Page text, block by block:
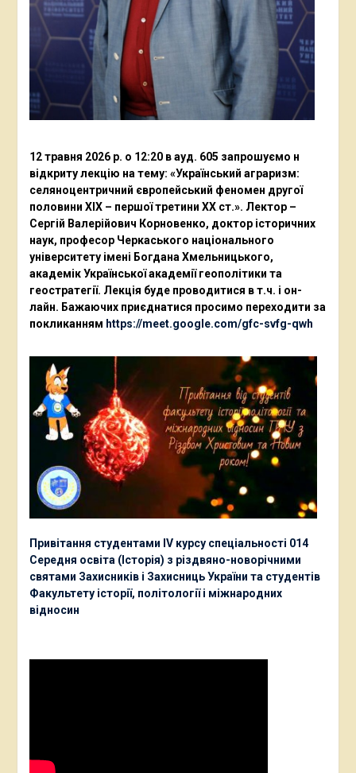
12 травня 2026 р. о 12:20 в ауд. 605 запрошуємо н
відкриту лекцію на тему: «Український аграризм:
селяноцентричний європейський феномен другої
половини ХІХ – першої третини ХХ ст.». Лектор –
Сергій Валерійович Корновенко, доктор історичних
наук, професор Черкаського національного
університету імені Богдана Хмельницького,
академік Української академії геополітики та
геостратегії. Лекція буде проводитися в т.ч. і он-
лайн. Бажаючих приєднатися просимо переходити за
покликанням https://meet.google.com/gfc-svfg-qwh
Привітання студентами ІV курсу спеціальності 014
Середня освіта (Історія) з різдвяно-новорічними
святами Захисників і Захисниць України та студентів
Факультету історії, політології і міжнародних
відносин